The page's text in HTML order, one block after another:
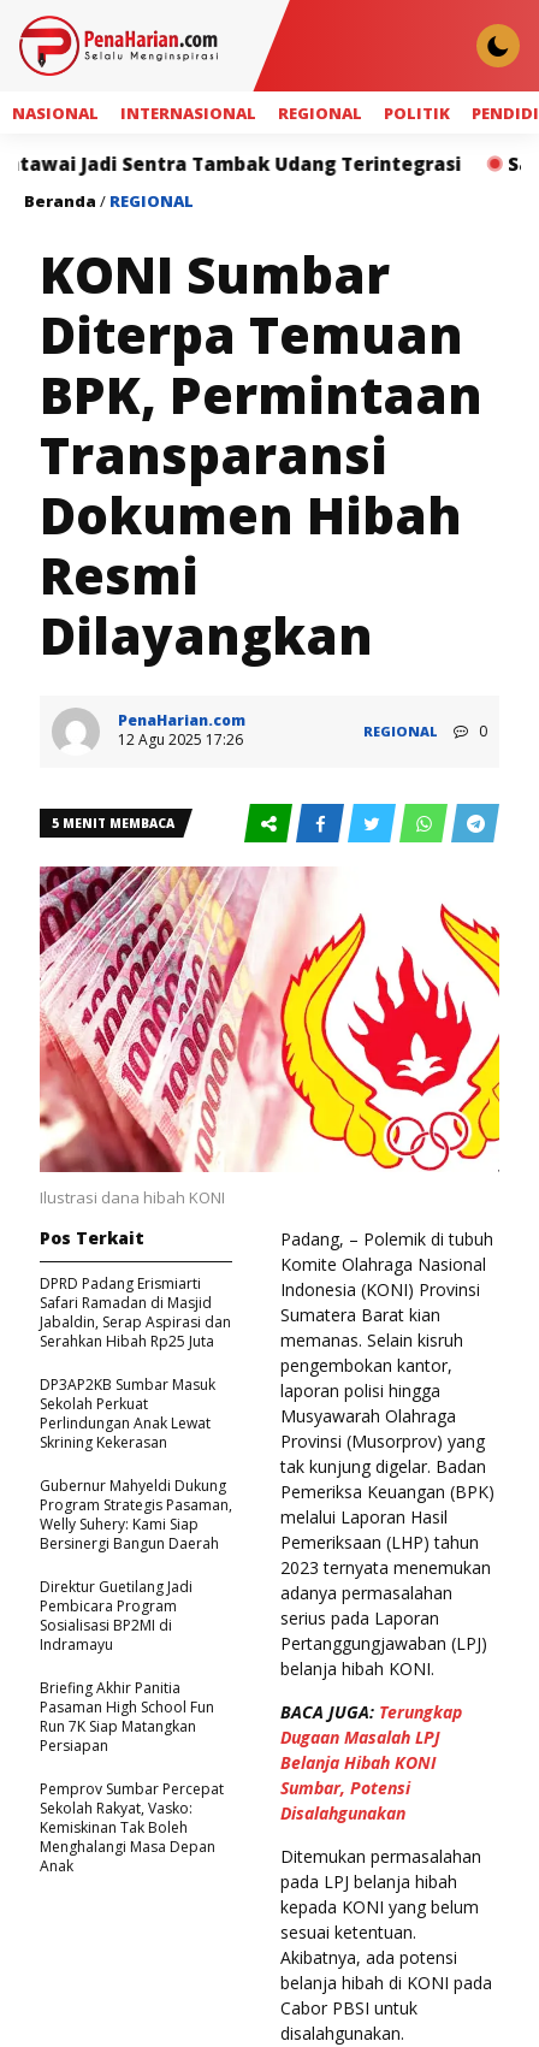
NASIONAL INTERNASIONAL REGIONAL POLITIK
Tambak Udang Terintegrasi Sahroni: RUU
Beranda / REGIONAL
KONI Sumbar
Diterpa Temuan
BPK, Permintaan
Transparansi
Dokumen Hibah
Resmi
Dilayangkan
PenaHarian.com
12 Agu 2025 17:26
REGIONAL 0
5 MENIT MEMBACA
Ilustrasi dana hibah KONI
Padang, – Polemik di tubuh
Komite Olahraga Nasional
Indonesia (KONI) Provinsi
Sumatera Barat kian
memanas. Selain kisruh
pengembokan kantor,
laporan polisi hingga
Musyawarah Olahraga
Provinsi (Musorprov) yang
tak kunjung digelar. Badan
Pemeriksa Keuangan (BPK)
melalui Laporan Hasil
Pemeriksaan (LHP) tahun
2023 ternyata menemukan
adanya permasalahan
serius pada Laporan
Pertanggungjawaban (LPJ)
belanja hibah KONI.
BACA JUGA: Terungkap
Dugaan Masalah LPJ
Belanja Hibah KONI
Sumbar, Potensi
Disalahgunakan
Ditemukan permasalahan
pada LPJ belanja hibah
kepada KONI yang belum
sesuai ketentuan.
Akibatnya, ada potensi
belanja hibah di KONI pada
Cabor PBSI untuk
disalahgunakan.
Pos Terkait
DPRD Padang Erismiarti
Safari Ramadan di Masjid
Jabaldin, Serap Aspirasi dan
Serahkan Hibah Rp25 Juta
DP3AP2KB Sumbar Masuk
Sekolah Perkuat
Perlindungan Anak Lewat
Skrining Kekerasan
Gubernur Mahyeldi Dukung
Program Strategis Pasaman,
Welly Suhery: Kami Siap
Bersinergi Bangun Daerah
Direktur Guetilang Jadi
Pembicara Program
Sosialisasi BP2MI di
Indramayu
Briefing Akhir Panitia
Pasaman High School Fun
Run 7K Siap Matangkan
Persiapan
Pemprov Sumbar Percepat
Sekolah Rakyat, Vasko:
Kemiskinan Tak Boleh
Menghalangi Masa Depan
Anak